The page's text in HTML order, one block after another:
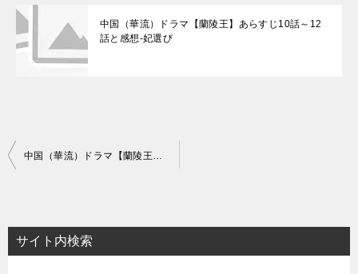
中国（華流）ドラマ【蘭陵王】あらすじ10話～12
話と感想-妃選び
投
ビ
ゲ
中国（華流）ドラマ【蘭陵王】あらすじ40話～42話と感想-仮面の義士
サイト内検索